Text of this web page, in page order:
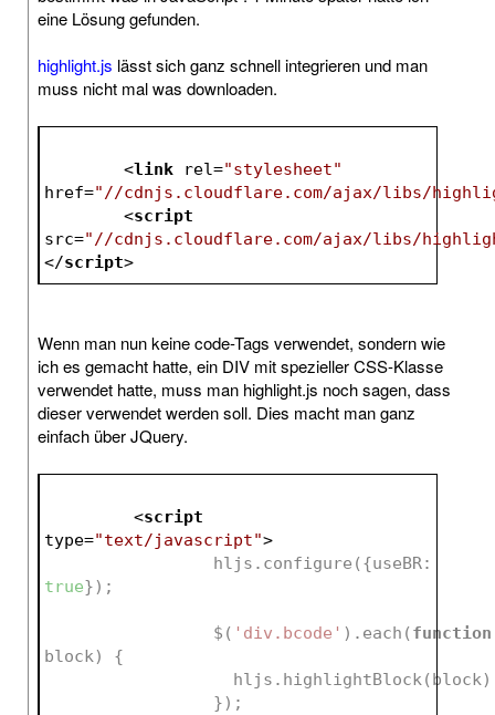
eine Lösung gefunden.
highlight.js lässt sich ganz schnell integrieren und man
muss nicht mal was downloaden.
<link rel="stylesheet"
href="//cdnjs.cloudflare.com/ajax/libs/
<script
src="//cdnjs.cloudflare.com/ajax/libs/
</script>
Wenn man nun keine code-Tags verwendet, sondern wie
ich es gemacht hatte, ein DIV mit spezieller CSS-Klasse
verwendet hatte, muss man highlight.js noch sagen, dass
dieser verwendet werden soll. Dies macht man ganz
einfach über JQuery.
<script
type="text/javascript">
true});
		 $(
'div.bcode' ).each(function
block) {
		 });